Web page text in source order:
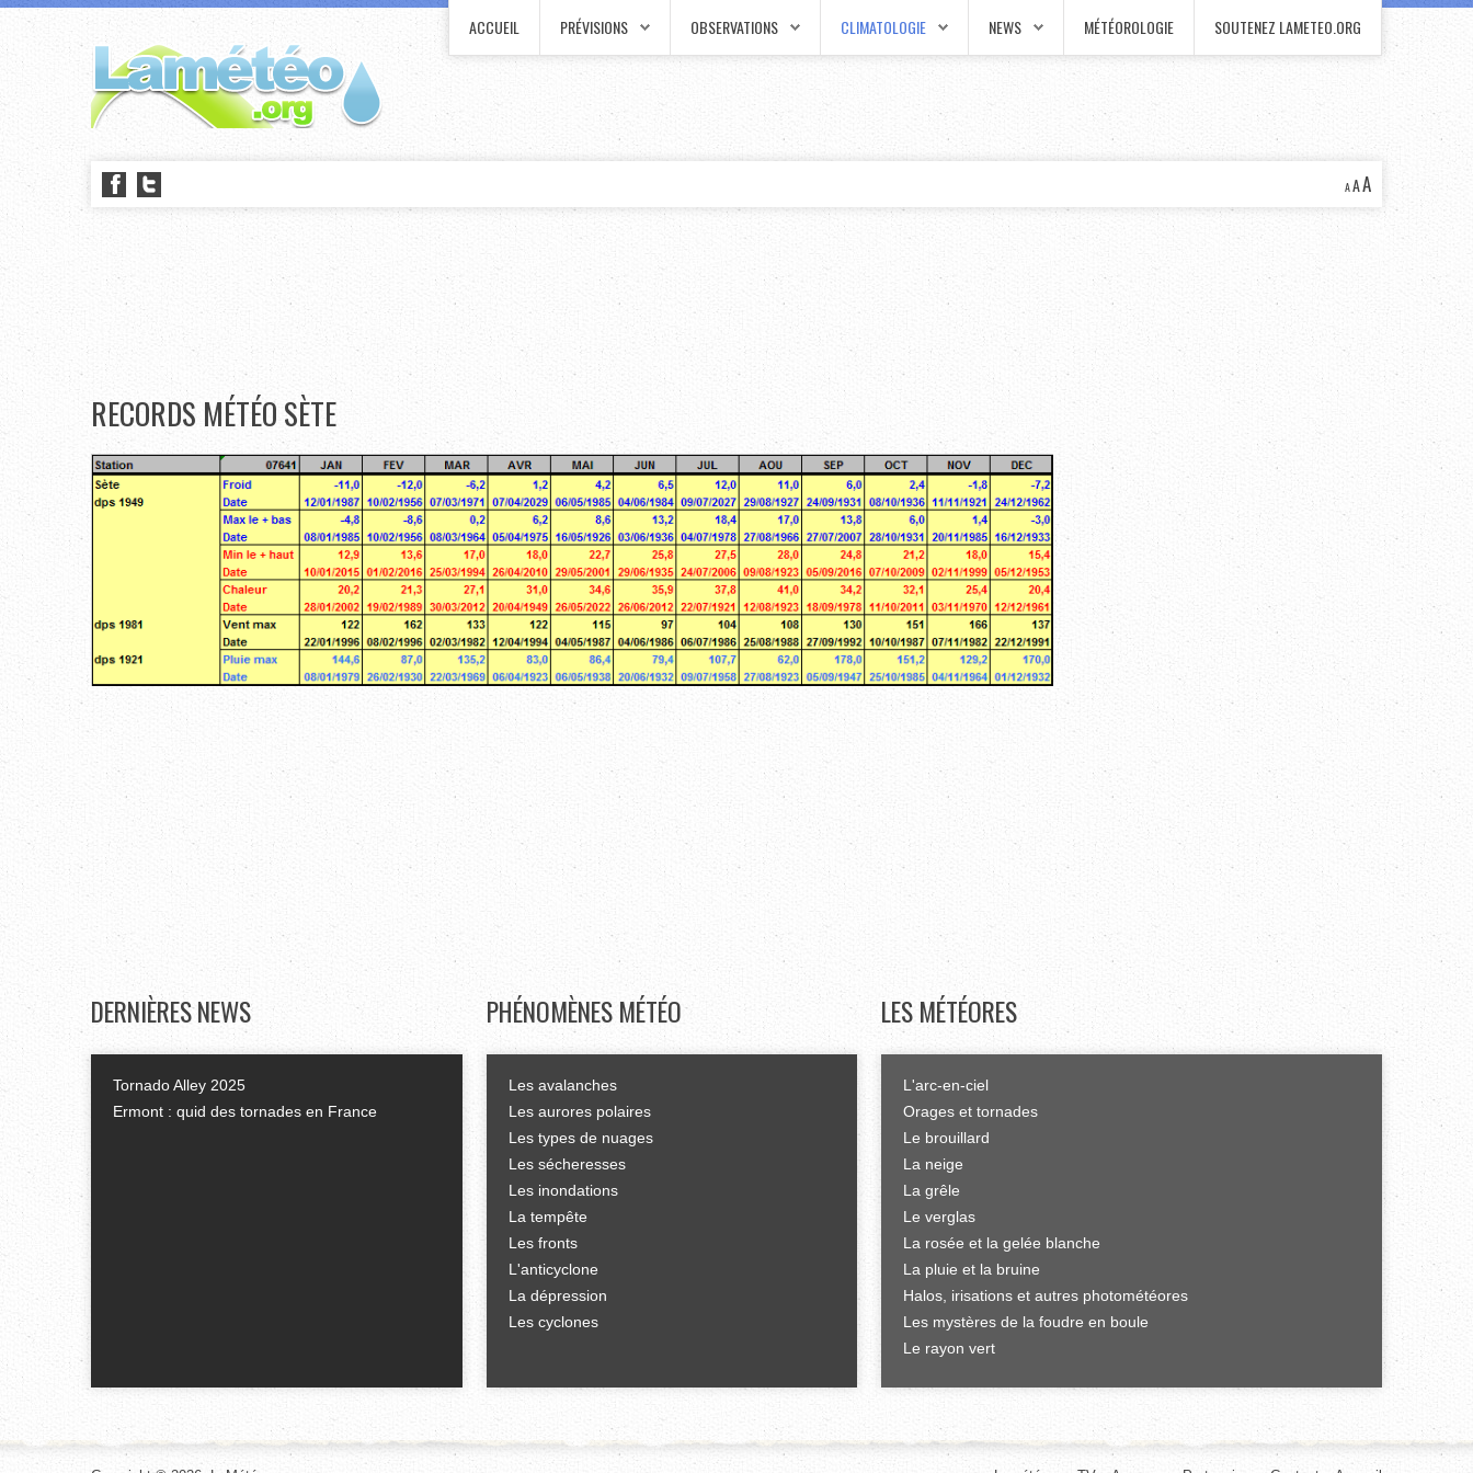
ACCUEIL PRÉVISIONS OBSERVATIONS CLIMATOLOGIE NEWS MÉTÉOROLOGIE SOUTENEZ LAMETEO.ORG
AAA
RECORDS MÉTÉO SÈTE
DERNIÈRESNEWS
Tornado Alley 2025
Ermont : quid des tornades en France
PHÉNOMÈNES MÉTÉO
Les avalanches
Les aurores polaires
Les types de nuages
Les sécheresses
Les inondations
La tempête
Les fronts
L'anticyclone
La dépression
Les cyclones
LES MÉTÉORES
L'arc-en-ciel
Orages et tornades
Le brouillard
La neige
La grêle
Le verglas
La rosée et la gelée blanche
La pluie et la bruine
Halos, irisations et autres photométéores
Les mystères de la foudre en boule
Le rayon vert